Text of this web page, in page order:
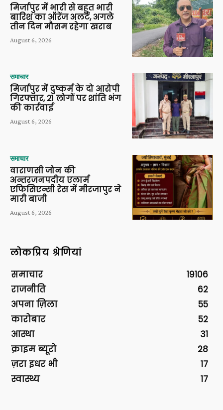
मिर्जापुर में भारी से बहुत भारी
बारिश का ऑरेंज अलर्ट, अगले
तीन दिन मौसम रहेगा खराब
August 6, 2026
समाचार
मिर्जापुर में दुष्कर्म के दो आरोपी
गिरफ्तार, 21 लोगों पर शांति भंग
की कार्रवाई
August 6, 2026
समाचार
वाराणसी जोन की
अन्तरजनपदीय एलार्म
एफिसिएन्सी रेस में मीरजापुर ने
मारी बाजी
August 6, 2026
लोकप्रिय श्रेणियां
समाचार
19106
राजनीति
62
अपना ज़िला
55
कारोबार
52
आस्था
31
क्राइम ब्यूरो
28
ज़रा इधर भी
17
स्वास्थ्य
17